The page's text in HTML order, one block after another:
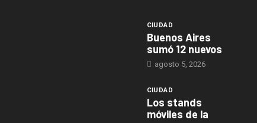
CIUDAD
Buenos Aires
sumó 12 nuevos
agosto 5, 2026
CIUDAD
Los stands
móviles de la